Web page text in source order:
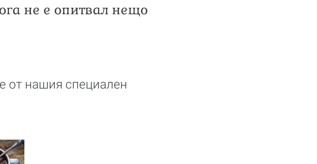
не е опитвал нещо
от нашия специален